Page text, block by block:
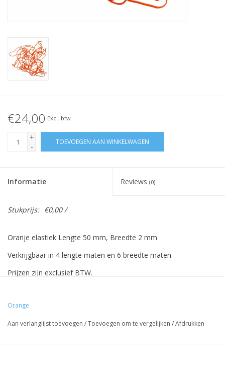
€24,00 Excl. btw
+
-
TOEVOEGEN AAN WINKELWAGEN
Informatie Reviews (0)
Stukprijs: €0,00 /
Oranje elastiek Lengte 50 mm, Breedte 2 mm
Verkrijgbaar in 4 lengte maten en 6 breedte maten.
Prijzen zijn exclusief BTW.
Orange
Aan verlanglijst toevoegen /Toevoegen om te vergelijken /Afdrukken